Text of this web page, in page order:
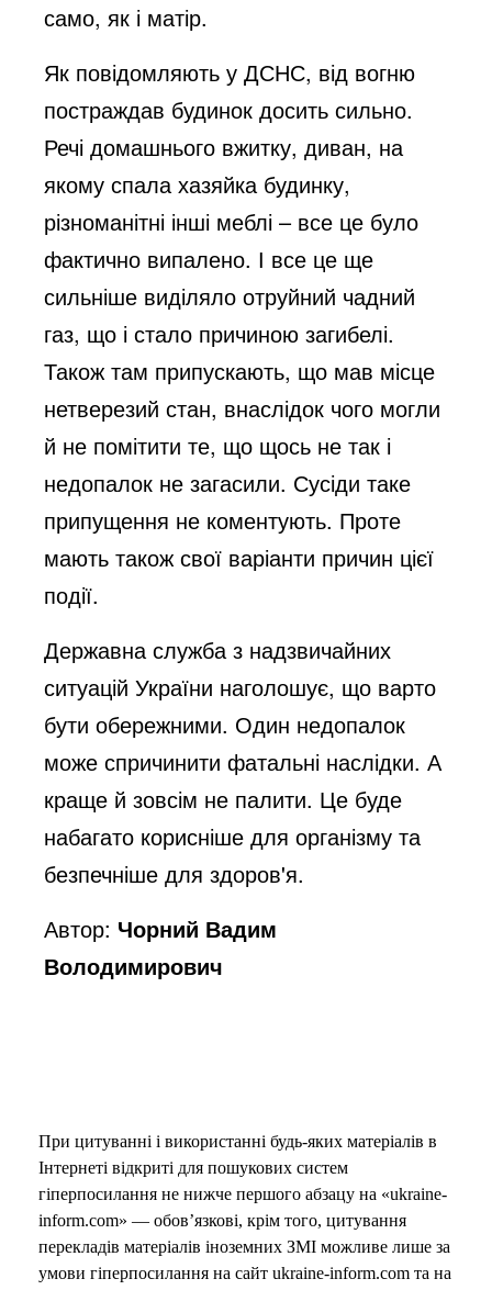
само, як і матір.
Як повідомляють у ДСНС, від вогню
постраждав будинок досить сильно.
Речі домашнього вжитку, диван, на
якому спала хазяйка будинку,
різноманітні інші меблі – все це було
фактично випалено. І все це ще
сильніше виділяло отруйний чадний
газ, що і стало причиною загибелі.
Також там припускають, що мав місце
нетверезий стан, внаслідок чого могли
й не помітити те, що щось не так і
недопалок не загасили. Сусіди таке
припущення не коментують. Проте
мають також свої варіанти причин цієї
події.
Державна служба з надзвичайних
ситуацій України наголошує, що варто
бути обережними. Один недопалок
може спричинити фатальні наслідки. А
краще й зовсім не палити. Це буде
набагато корисніше для організму та
безпечніше для здоров'я.
Автор: Чорний Вадим
Володимирович
При цитуванні і використанні будь-яких матеріалів в
Інтернеті відкриті для пошукових систем
гіперпосилання не нижче першого абзацу на «ukraine-
inform.com» — обов’язкові, крім того, цитування
перекладів матеріалів іноземних ЗМІ можливе лише за
умови гіперпосилання на сайт ukraine-inform.com та на